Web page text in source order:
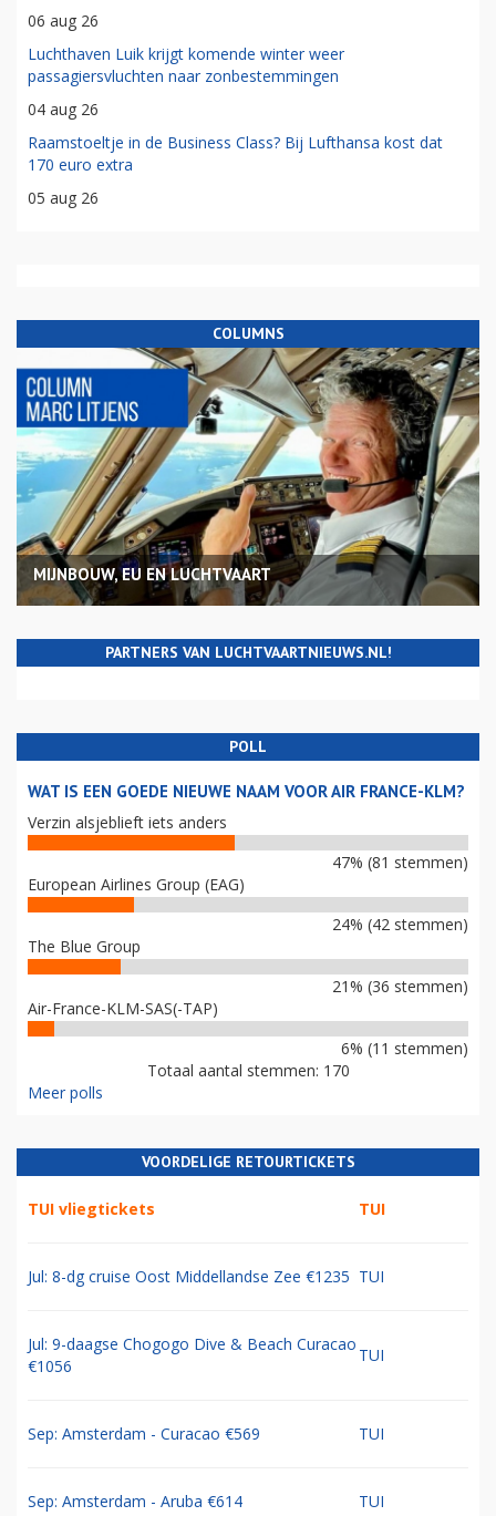
06 aug 26
Luchthaven Luik krijgt komende winter weer
passagiersvluchten naar zonbestemmingen
04 aug 26
Raamstoeltje in de Business Class? Bij Lufthansa kost dat
170 euro extra
05 aug 26
COLUMNS
MIJNBOUW, EU EN LUCHTVAART
PARTNERS VAN LUCHTVAARTNIEUWS.NL!
POLL
WAT IS EEN GOEDE NIEUWE NAAM VOOR AIR FRANCE-KLM?
Verzin alsjeblieft iets anders
47% (81 stemmen)
European Airlines Group (EAG)
24% (42 stemmen)
The Blue Group
21% (36 stemmen)
Air-France-KLM-SAS(-TAP)
6% (11 stemmen)
Totaal aantal stemmen: 170
Meer polls
VOORDELIGE RETOURTICKETS
TUI vliegtickets TUI
Jul: 8-dg cruise Oost Middellandse Zee €1235 TUI
Jul: 9-daagse Chogogo Dive & Beach Curacao
€1056
TUI
Sep: Amsterdam - Curacao €569 TUI
Sep: Amsterdam - Aruba €614 TUI